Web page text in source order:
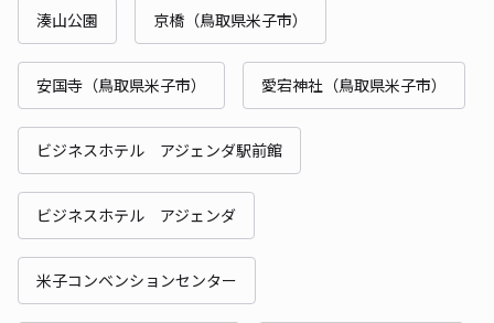
湊山公園 京橋（鳥取県米子市）
安国寺（鳥取県米子市） 愛宕神社（鳥取県米子市）
ビジネスホテル アジェンダ駅前館
ビジネスホテル アジェンダ
米子コンベンションセンター